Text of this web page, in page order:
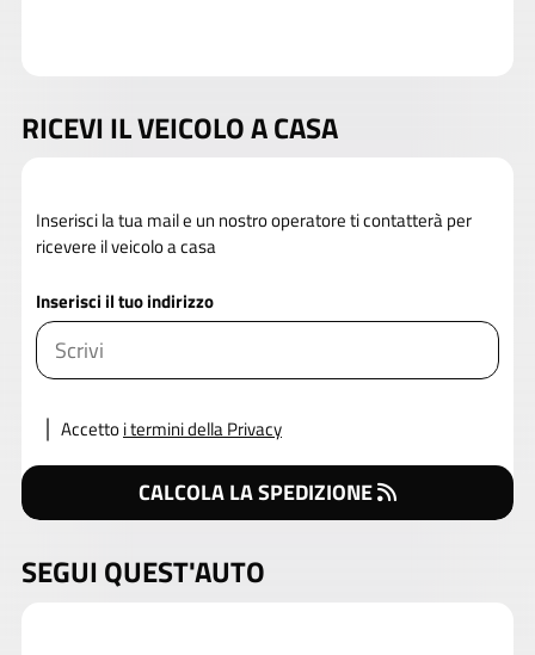
RICEVI IL VEICOLO A CASA
Inserisci la tua mail e un nostro operatore ti contatterà per
ricevere il veicolo a casa
Inserisci il tuo indirizzo
Accettoi termini della Privacy
CALCOLA LA SPEDIZIONE
SEGUI QUEST'AUTO